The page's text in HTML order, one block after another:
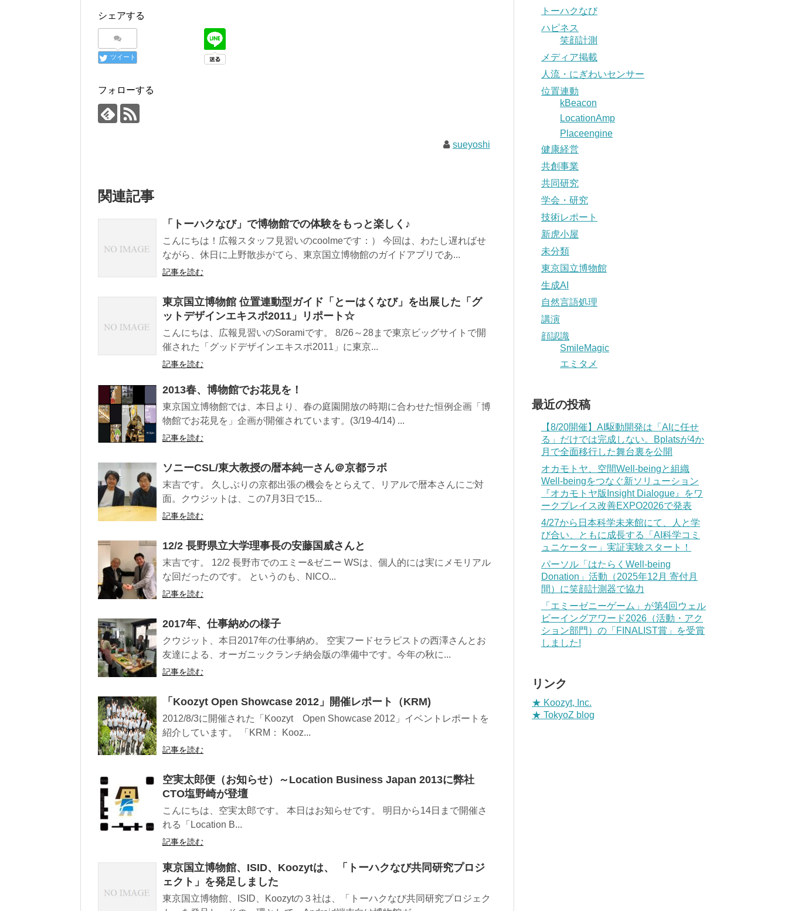
シェアする
ツイート
フォローする
sueyoshi
関連記事
「トーハクなび」で博物館での体験をもっと楽しく♪
こんにちは！広報スタッフ見習いのcoolmeです：） 今回は、わたし遅ればせ
ながら、休日に上野散歩がてら、東京国立博物館のガイドアプリであ...
記事を読む
東京国立博物館 位置連動型ガイド「とーはくなび」を出展した「グ
ットデザインエキスポ2011」リポート☆
こんにちは、広報見習いのSoramiです。 8/26～28まで東京ビッグサイトで開
催された「グッドデザインエキスポ2011」に東京...
記事を読む
2013春、博物館でお花見を！
東京国立博物館では、本日より、春の庭園開放の時期に合わせた恒例企画「博
物館でお花見を」企画が開催されています。(3/19-4/14) ...
記事を読む
ソニーCSL/東大教授の暦本純一さん＠京都ラボ
末吉です。 久しぶりの京都出張の機会をとらえて、リアルで暦本さんにご対
面。クウジットは、この7月3日で15...
記事を読む
12/2 長野県立大学理事長の安藤国威さんと
末吉です。 12/2 長野市でのエミー&ゼニー WSは、個人的には実にメモリアル
な回だったのです。 というのも、NICO...
記事を読む
2017年、仕事納めの様子
クウジット、本日2017年の仕事納め。 空実フードセラピストの西澤さんとお
友達による、オーガニックランチ納会版の準備中です。今年の秋に...
記事を読む
「Koozyt Open Showcase 2012」開催レポート（KRM)
2012/8/3に開催された「Koozyt Open Showcase 2012」イベントレポートを
紹介しています。 「KRM： Kooz...
記事を読む
空実太郎便（お知らせ）～Location Business Japan 2013に弊社
CTO塩野崎が登壇
こんにちは、空実太郎です。 本日はお知らせです。 明日から14日まで開催さ
れる「Location B...
記事を読む
東京国立博物館、ISID、Koozytは、 「トーハクなび共同研究プロジ
ェクト」を発足しました
東京国立博物館、ISID、Koozytの３社は、「トーハクなび共同研究プロジェク
トーハクなび
ハピネス
笑顔計測
メディア掲載
人流・にぎわいセンサー
位置連動
kBeacon
LocationAmp
Placeengine
健康経営
共創事業
共同研究
学会・研究
技術レポート
新虎小屋
未分類
東京国立博物館
生成AI
自然言語処理
講演
顔認識
SmileMagic
エミタメ
最近の投稿
【8/20開催】AI駆動開発は「AIに任せ
る」だけでは完成しない。Bplatsが4か
月で全面移行した舞台裏を公開
オカモトヤ、空間Well-beingと組織
Well-beingをつなぐ新ソリューション
『オカモトヤ版Insight Dialogue』をワ
ークプレイス改善EXPO2026で発表
4/27から日本科学未来館にて、人と学
び合い、ともに成長する「AI科学コミ
ュニケーター」実証実験スタート！
パーソル「はたらくWell-being
Donation」活動（2025年12月 寄付月
間）に笑顔計測器で協力
「エミーゼニーゲーム」が第4回ウェル
ビーイングアワード2026（活動・アク
ション部門）の「FINALIST賞」を受賞
しました!
リンク
★ Koozyt, Inc.
★ TokyoZ blog